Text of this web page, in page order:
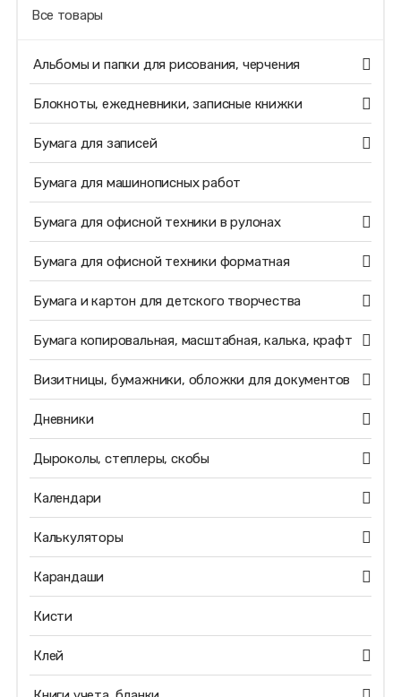
Все товары
Альбомы и папки для рисования, черчения
Блокноты, ежедневники, записные книжки
Бумага для записей
Бумага для машинописных работ
Бумага для офисной техники в рулонах
Бумага для офисной техники форматная
Бумага и картон для детского творчества
Бумага копировальная, масштабная, калька, крафт
Визитницы, бумажники, обложки для документов
Дневники
Дыроколы, степлеры, скобы
Календари
Калькуляторы
Карандаши
Кисти
Клей